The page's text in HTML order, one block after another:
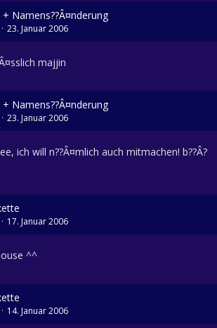
+ Namens??Â¤nderung
23. Januar 2006
majjin
+ Namens??Â¤nderung
23. Januar 2006
ich will n??Â¤mlich auch mitmachen! b??Â?
17. Januar 2006
^^
14. Januar 2006